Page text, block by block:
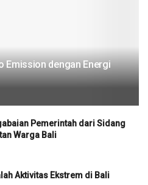
Emission dengan Energi
Pemerintah dari Sidang
Warga Bali
Aktivitas Ekstrem di Bali